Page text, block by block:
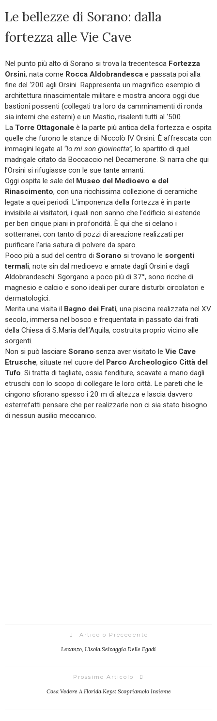
Le bellezze di Sorano: dalla
fortezza alle Vie Cave
Nel punto più alto di Sorano si trova la trecentesca Fortezza
Orsini, nata come Rocca Aldobrandesca e passata poi alla
fine del ‘200 agli Orsini. Rappresenta un magnifico esempio di
architettura rinascimentale militare e mostra ancora oggi due
bastioni possenti (collegati tra loro da camminamenti di ronda
sia interni che esterni) e un Mastio, risalenti tutti al ‘500.
La Torre Ottagonale è la parte più antica della fortezza e ospita
quelle che furono le stanze di Niccolò IV Orsini. È affrescata con
immagini legate al “Io mi son giovinetta”, lo spartito di quel
madrigale citato da Boccaccio nel Decamerone. Si narra che qui
l’Orsini si rifugiasse con le sue tante amanti.
Oggi ospita le sale del Museo del Medioevo e del
Rinascimento, con una ricchissima collezione di ceramiche
legate a quei periodi. L’imponenza della fortezza è in parte
invisibile ai visitatori, i quali non sanno che l’edificio si estende
per ben cinque piani in profondità. È qui che si celano i
sotterranei, con tanto di pozzi di areazione realizzati per
purificare l’aria satura di polvere da sparo.
Poco più a sud del centro di Sorano si trovano le sorgenti
termali, note sin dal medioevo e amate dagli Orsini e dagli
Aldobrandeschi. Sgorgano a poco più di 37°, sono ricche di
magnesio e calcio e sono ideali per curare disturbi circolatori e
dermatologici.
Merita una visita il Bagno dei Frati, una piscina realizzata nel XV
secolo, immersa nel bosco e frequentata in passato dai frati
della Chiesa di S.Maria dell’Aquila, costruita proprio vicino alle
sorgenti.
Non si può lasciare Sorano senza aver visitato le Vie Cave
Etrusche, situate nel cuore del Parco Archeologico Città del
Tufo. Si tratta di tagliate, ossia fenditure, scavate a mano dagli
etruschi con lo scopo di collegare le loro città. Le pareti che le
cingono sfiorano spesso i 20 m di altezza e lascia davvero
esterrefatti pensare che per realizzarle non ci sia stato bisogno
di nessun ausilio meccanico.
Articolo Precedente
Levanzo, L’isola Selvaggia Delle Egadi
Prossimo Articolo
Cosa Vedere A Florida Keys: Scopriamolo Insieme